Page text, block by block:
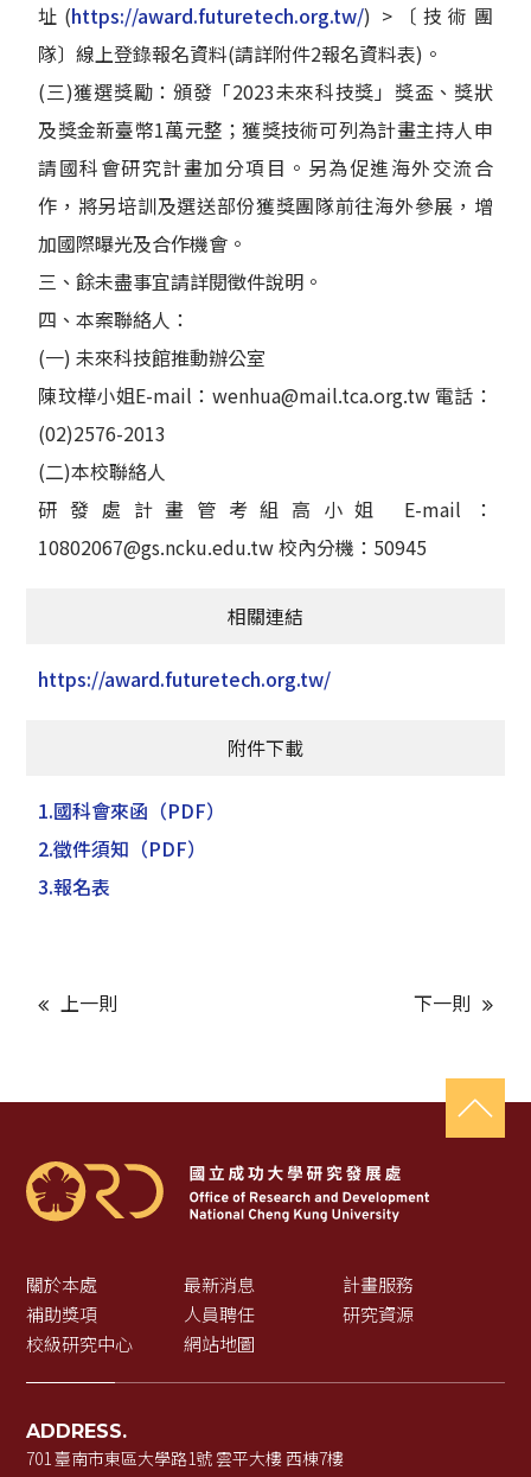
址(https://award.futuretech.org.tw/) >〔技術團
隊〕線上登錄報名資料(請詳附件2報名資料表)。
(三)獲選獎勵：頒發「2023未來科技獎」獎盃、獎狀
及獎金新臺幣1萬元整；獲獎技術可列為計畫主持人申
請國科會研究計畫加分項目。另為促進海外交流合
作，將另培訓及選送部份獲獎團隊前往海外參展，增
加國際曝光及合作機會。
三、餘未盡事宜請詳閱徵件說明。
四、本案聯絡人：
(一) 未來科技館推動辦公室
陳玟樺小姐E-mail：wenhua@mail.tca.org.tw 電話：
(02)2576-2013
(二)本校聯絡人
研發處計畫管考組高小姐 E-mail：
10802067@gs.ncku.edu.tw 校內分機：50945
相關連結
https://award.futuretech.org.tw/
附件下載
1.國科會來函 （PDF）
2.徵件須知 （PDF）
3.報名表
上一則 下一則
關於本處 最新消息
計畫服務
補助獎項
人員聘任
研究資源
校級研究中心
網站地圖
ADDRESS.
701 臺南市東區大學路1號 雲平大樓 西棟7樓